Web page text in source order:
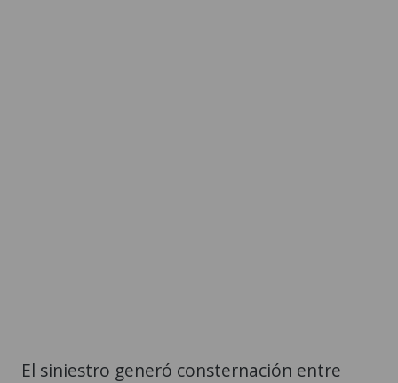
El siniestro generó consternación entre